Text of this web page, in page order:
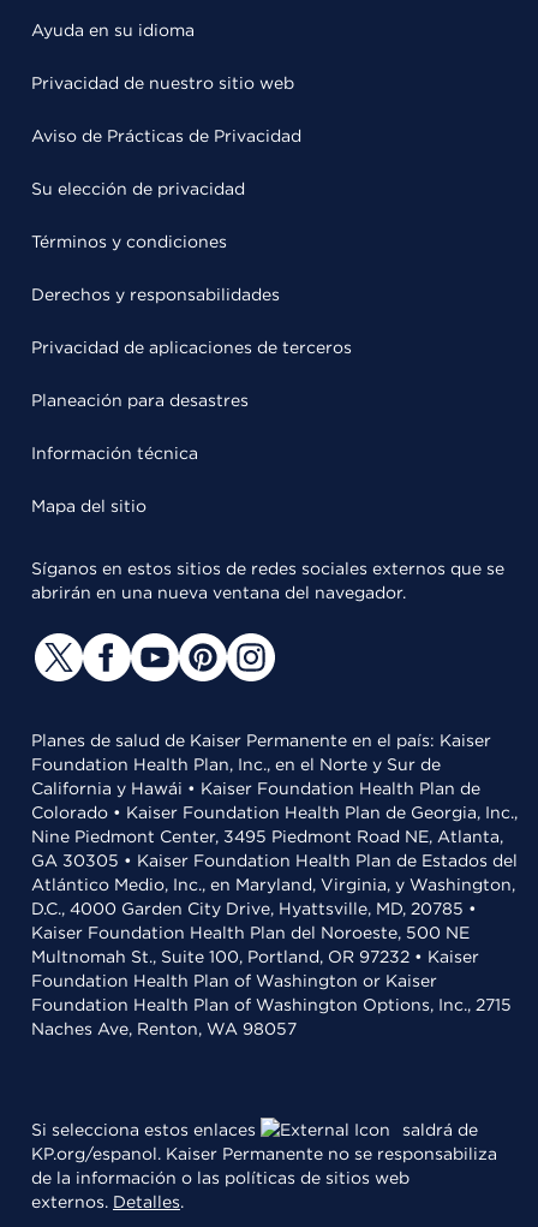
Ayuda en su idioma
Privacidad de nuestro sitio web
Aviso de Prácticas de Privacidad
Su elección de privacidad
Términos y condiciones
Derechos y responsabilidades
Privacidad de aplicaciones de terceros
Planeación para desastres
Información técnica
Mapa del sitio
Síganos en estos sitios de redes sociales externos que se
abrirán en una nueva ventana del navegador.
Planes de salud de Kaiser Permanente en el país: Kaiser
Foundation Health Plan, Inc., en el Norte y Sur de
California y Hawái • Kaiser Foundation Health Plan de
Colorado • Kaiser Foundation Health Plan de Georgia, Inc.,
Nine Piedmont Center, 3495 Piedmont Road NE, Atlanta,
GA 30305 • Kaiser Foundation Health Plan de Estados del
Atlántico Medio, Inc., en Maryland, Virginia, y Washington,
D.C., 4000 Garden City Drive, Hyattsville, MD, 20785 •
Kaiser Foundation Health Plan del Noroeste, 500 NE
Multnomah St., Suite 100, Portland, OR 97232 • Kaiser
Foundation Health Plan of Washington or Kaiser
Foundation Health Plan of Washington Options, Inc., 2715
Naches Ave, Renton, WA 98057
Si selecciona estos enlaces
saldrá de
KP.org/espanol. Kaiser Permanente no se responsabiliza
de la información o las políticas de sitios web
externos. Detalles.